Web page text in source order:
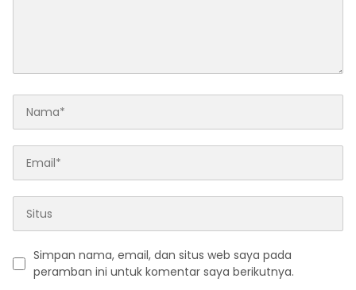
Simpan nama, email, dan situs web saya pada
peramban ini untuk komentar saya berikutnya.